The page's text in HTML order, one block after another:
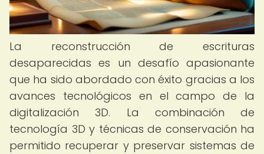
La reconstrucción de escrituras
desaparecidas es un desafío apasionante
que ha sido abordado con éxito gracias a los
avances tecnológicos en el campo de la
digitalización 3D. La combinación de
tecnología 3D y técnicas de conservación ha
permitido recuperar y preservar sistemas de